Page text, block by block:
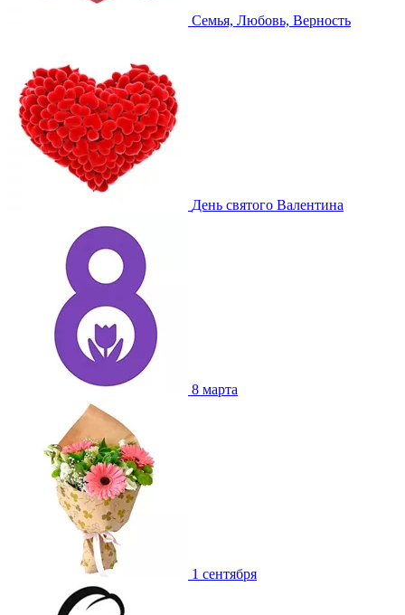
Семья, Любовь, Верность
День святого Валентина
8 марта
1 сентября